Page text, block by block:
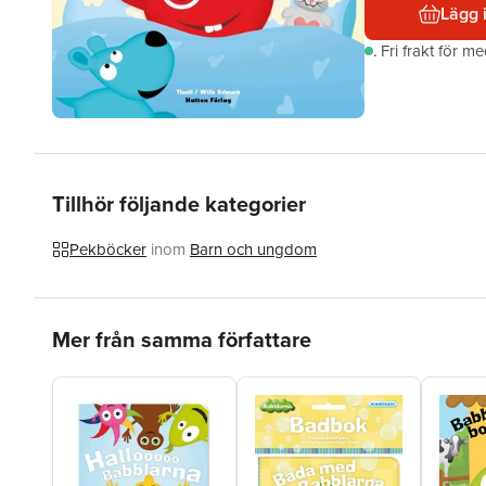
Lägg
. Fri frakt för
Tillhör följande kategorier
Pekböcker inom Barn och ungdom
Mer från samma författare